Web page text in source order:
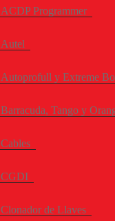
ACDP Programmer
Autel
Autoprofull y Extreme
Barracuda, Tango y
Cables
CGDI
Clonador de Llaves